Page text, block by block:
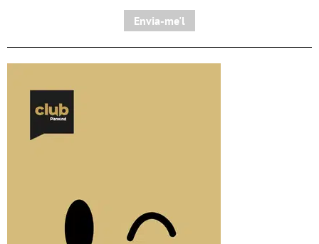
Envia-me'l